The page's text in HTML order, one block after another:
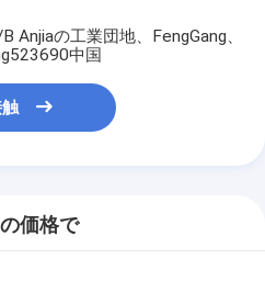
Anjiaの工業団地、FengGang、
中国
価格で